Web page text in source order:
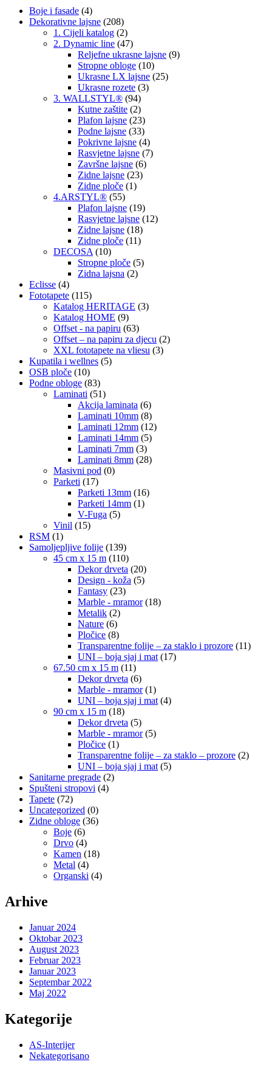
Boje i fasade (4)
Dekorativne lajsne (208)
1. Cijeli katalog (2)
2. Dynamic line (47)
Reljefne ukrasne lajsne (9)
Stropne obloge (10)
Ukrasne LX lajsne (25)
Ukrasne rozete (3)
3. WALLSTYL® (94)
Kutne zaštite (2)
Plafon lajsne (23)
Podne lajsne (33)
Pokrivne lajsne (4)
Rasvjetne lajsne (7)
Završne lajsne (6)
Zidne lajsne (23)
Zidne ploče (1)
4.ARSTYL® (55)
Plafon lajsne (19)
Rasvjetne lajsne (12)
Zidne lajsne (18)
Zidne ploče (11)
DECOSA (10)
Stropne ploče (5)
Zidna lajsna (2)
Eclisse (4)
Fototapete (115)
Katalog HERITAGE (3)
Katalog HOME (9)
Offset - na papiru (63)
Offset – na papiru za djecu (2)
XXL fototapete na vliesu (3)
Kupatila i wellnes (5)
OSB ploče (10)
Podne obloge (83)
Laminati (51)
Akcija laminata (6)
Laminati 10mm (8)
Laminati 12mm (12)
Laminati 14mm (5)
Laminati 7mm (3)
Laminati 8mm (28)
Masivni pod (0)
Parketi (17)
Parketi 13mm (16)
Parketi 14mm (1)
V-Fuga (5)
Vinil (15)
RSM (1)
Samoljepljive folije (139)
45 cm x 15 m (110)
Dekor drveta (20)
Design - koža (5)
Fantasy (23)
Marble - mramor (18)
Metalik (2)
Nature (6)
Pločice (8)
Transparentne folije – za staklo i prozore (11)
UNI – boja sjaj i mat (17)
67.50 cm x 15 m (11)
Dekor drveta (6)
Marble - mramor (1)
UNI – boja sjaj i mat (4)
90 cm x 15 m (18)
Dekor drveta (5)
Marble - mramor (5)
Pločice (1)
Transparentne folije – za staklo – prozore (2)
UNI – boja sjaj i mat (5)
Sanitarne pregrade (2)
Spušteni stropovi (4)
Tapete (72)
Uncategorized (0)
Zidne obloge (36)
Boje (6)
Drvo (4)
Kamen (18)
Metal (4)
Organski (4)
Arhive
Januar 2024
Oktobar 2023
August 2023
Februar 2023
Januar 2023
Septembar 2022
Maj 2022
Kategorije
AS-Interijer
Nekategorisano